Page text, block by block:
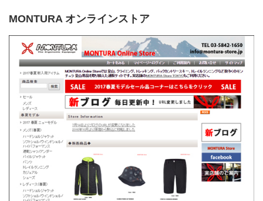
MONTURA オンラインストア